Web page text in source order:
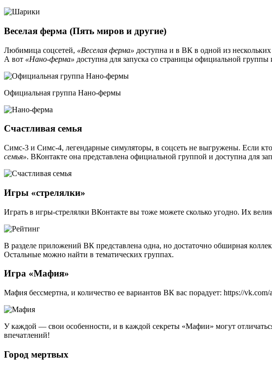
Веселая ферма (Пять миров и другие)
Любимица соцсетей, «Веселая ферма» доступна и в ВК в одной из
А вот «Нано-ферма» доступна для запуска со страницы официальной
Официальная группа Нано-фермы
Счастливая семья
Симс-3 и Симс-4, легендарные симуляторы, в соцсеть не выгружены. Если
семья». ВКонтакте она представлена официальной группой и доступна для
Игры «стрелялки»
Играть в игры-стрелялки ВКонтакте вы тоже можете сколько угодно. Их
В разделе приложений ВК представлена одна, но достаточно обширная
Остальные можно найти в тематических группах.
Игра «Мафия»
Мафия бессмертна, и количество ее вариантов ВК вас порадует: https://vk.com/
У каждой — свои особенности, и в каждой секреты «Мафии» могут
впечатлений!
Город мертвых